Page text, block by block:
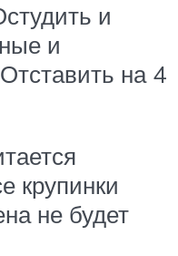
и
и
на 4
крупинки
не будет